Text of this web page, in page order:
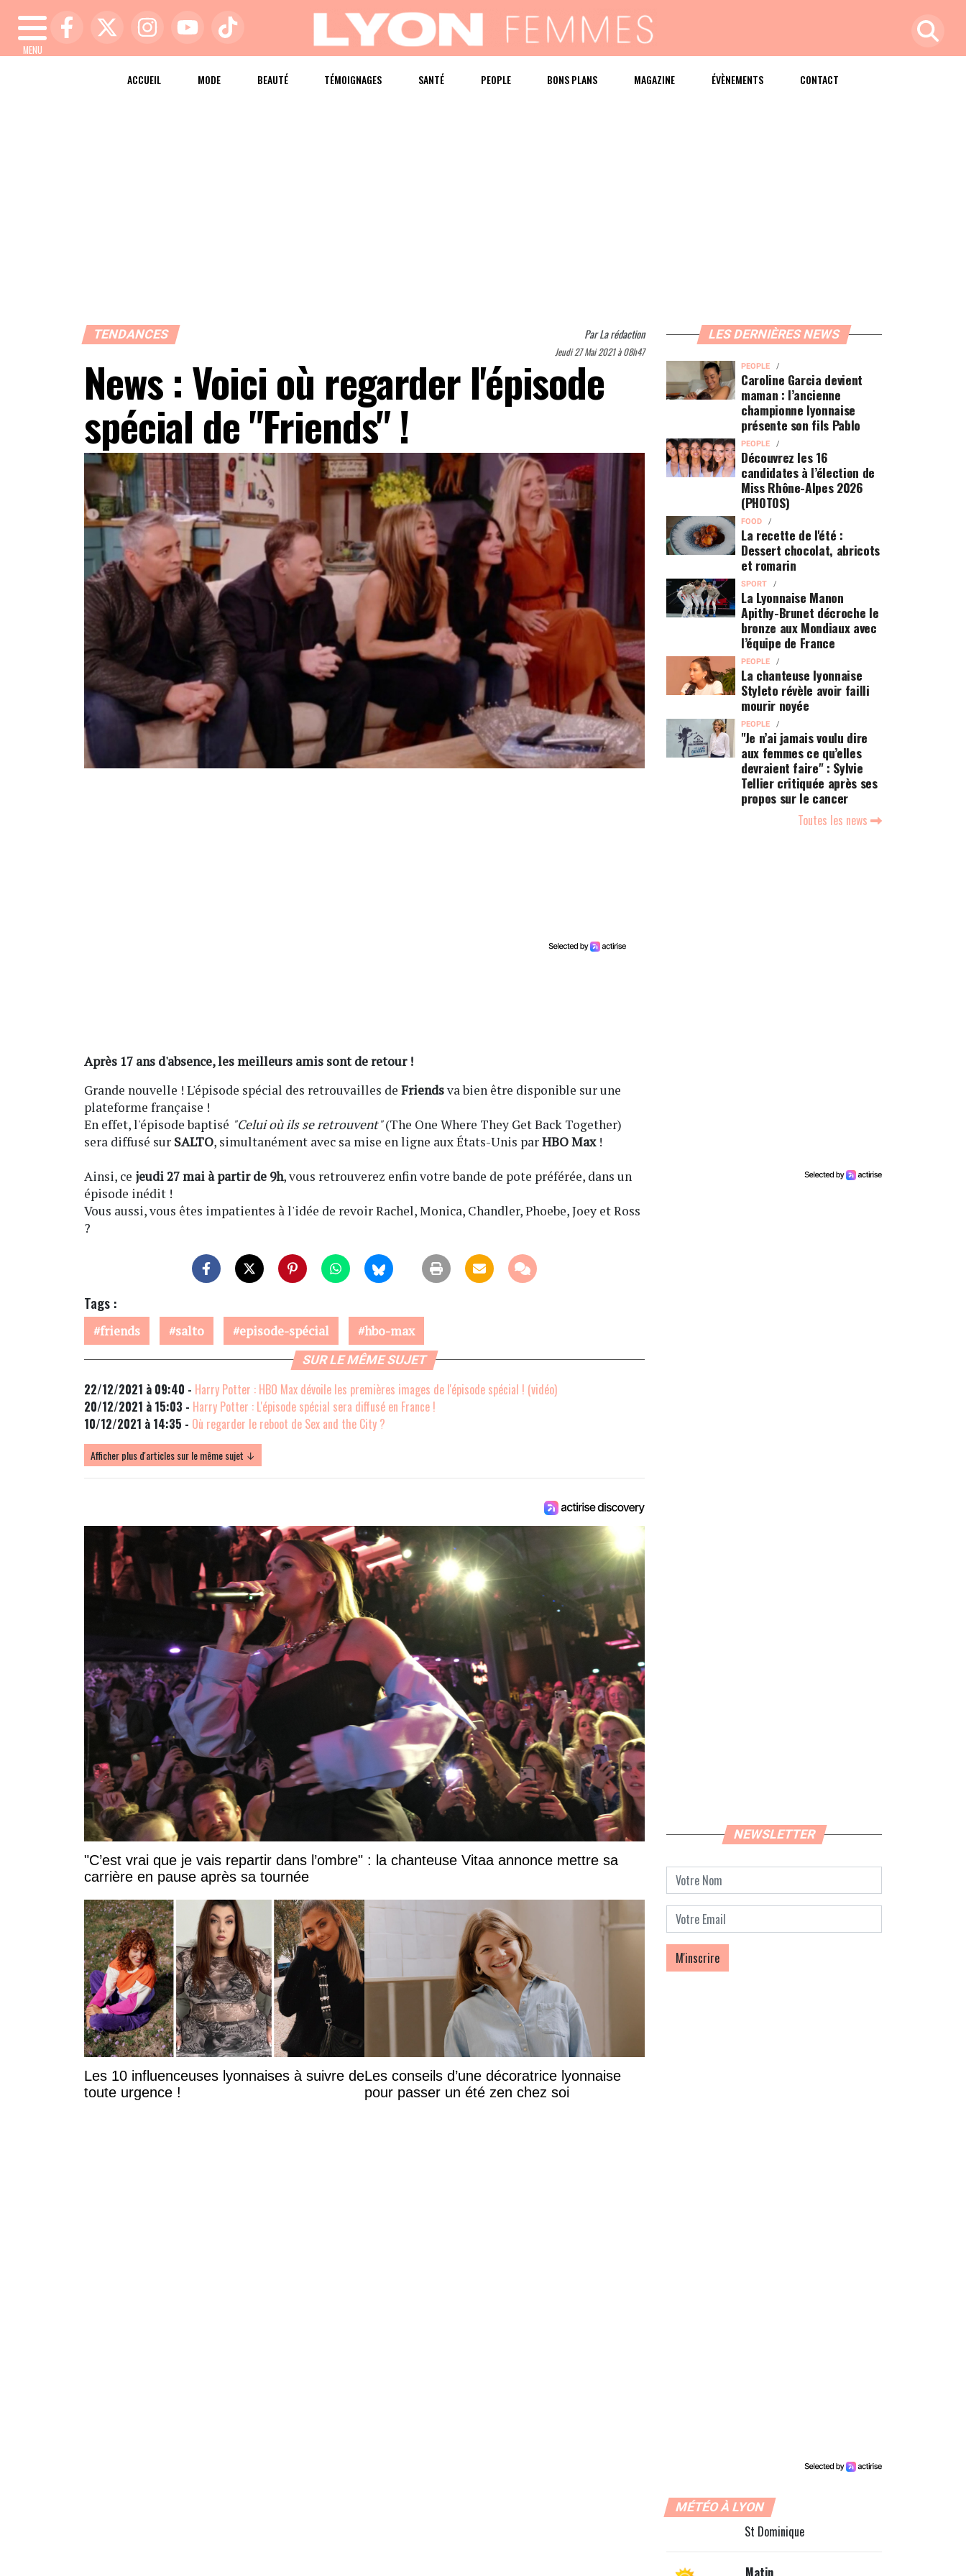
MENU
ACCUEIL MODE BEAUTÉ TÉMOIGNAGES SANTÉ PEOPLE BONS PLANS MAGAZINE ÉVÈNEMENTS CONTACT
TENDANCES ParLa rédaction
Jeudi 27 Mai 2021 à 08h47
News : Voici où regarder l'épisode
spécial de "Friends" !
Après 17 ans d'absence, les meilleurs amis sont de retour !
Grande nouvelle ! L'épisode spécial des retrouvailles de Friendsva bien être disponible sur une
plateforme française !
En effet, l'épisode baptisé "Celui où ils se retrouvent"(The One Where They Get Back Together)
sera diffusé sur SALTO, simultanément avec sa mise en ligne aux États-Unis parHBO Max!
Ainsi, ce jeudi 27 mai à partir de 9h, vous retrouverez enfin votre bande de pote préférée, dans un
épisode inédit !
Vous aussi, vous êtes impatientes à l'idée de revoir Rachel, Monica, Chandler, Phoebe, Joey et Ross
?
Tags :
friends salto episode-spécial hbo-max
SUR LE MÊME SUJET
22/12/2021 à 09:40 - Harry Potter : HBO Max dévoile les premières images de l'épisode spécial ! (vidéo)
20/12/2021 à 15:03 - Harry Potter : L'épisode spécial sera diffusé en France !
10/12/2021 à 14:35 - Où regarder le reboot de Sex and the City ?
Afficher plus d'articles sur le même sujet ↓
"C’est vrai que je vais repartir dans l’ombre" : la chanteuse Vitaa annonce mettre sa
carrière en pause après sa tournée
Les 10 influenceuses lyonnaises à suivre de
toute urgence !
Les conseils d’une décoratrice lyonnaise
pour passer un été zen chez soi
LES DERNIÈRES NEWS
PEOPLE
Caroline Garcia devient
maman : l’ancienne
championne lyonnaise
présente son fils Pablo
PEOPLE
Découvrez les 16
candidates à l’élection de
Miss Rhône-Alpes 2026
(PHOTOS)
FOOD
La recette de l'été :
Dessert chocolat, abricots
et romarin
SPORT
La Lyonnaise Manon
Apithy-Brunet décroche le
bronze aux Mondiaux avec
l’équipe de France
PEOPLE
La chanteuse lyonnaise
Styleto révèle avoir failli
mourir noyée
PEOPLE
"Je n’ai jamais voulu dire
aux femmes ce qu’elles
devraient faire" : Sylvie
Tellier critiquée après ses
propos sur le cancer
Toutes les news
NEWSLETTER
MÉTÉO À LYON
St Dominique
Matin